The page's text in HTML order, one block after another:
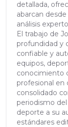
detallada,
abarcan
análisis
El trabajo de
profundidad y
confiable y
equipos,
conocimiento
profesional en
consolidado
periodismo
deporte a su
estándares